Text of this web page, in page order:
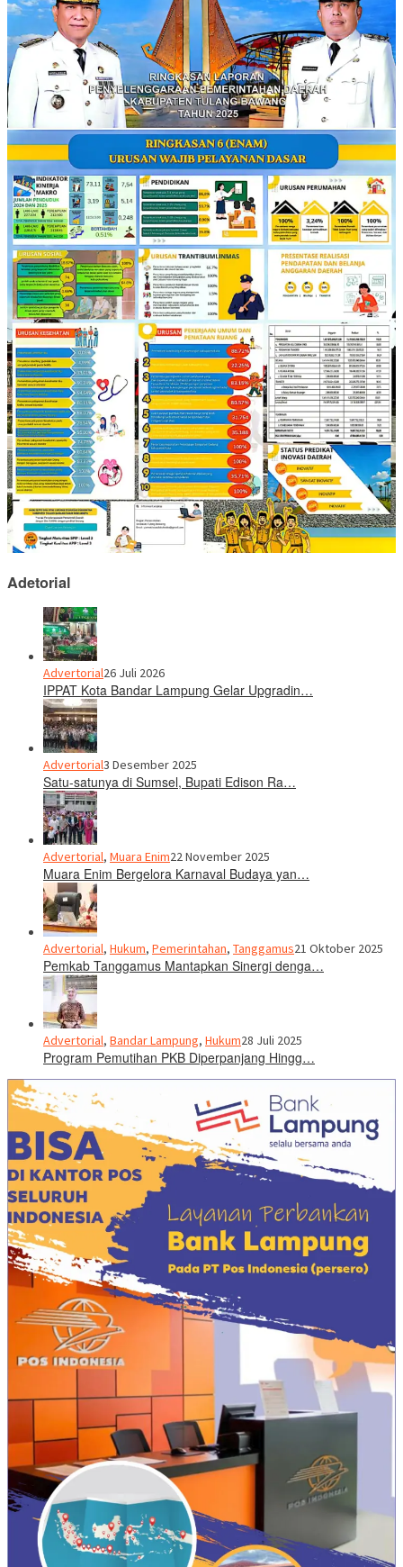
Adetorial
Advertorial26 Juli 2026
IPPAT Kota Bandar Lampung Gelar Upgradin…
Advertorial3 Desember 2025
Satu-satunya di Sumsel, Bupati Edison Ra…
Advertorial, Muara Enim22 November 2025
Muara Enim Bergelora Karnaval Budaya yan…
Advertorial, Hukum, Pemerintahan, Tanggamus21 Oktober 2025
Pemkab Tanggamus Mantapkan Sinergi denga…
Advertorial, Bandar Lampung, Hukum28 Juli 2025
Program Pemutihan PKB Diperpanjang Hingg…